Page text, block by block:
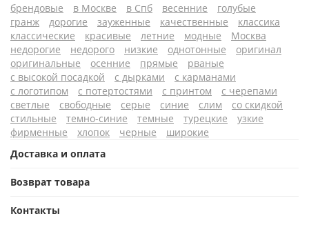
брендовые
в Москве в Спб весенние
голубые
гранж
дорогие зауженные качественные
классика
классические
красивые летние модные
Москва
недорогие
недорого низкие однотонные
оригинал
оригинальные
осенние прямые
рваные
с высокой посадкой
с дырками
с карманами
с логотипом
с потертостями с принтом
с черепами
светлые
свободные серые синие слим
со скидкой
стильные
темно-синие темные турецкие
узкие
фирменные
хлопок черные
широкие
Доставка и оплата
Возврат товара
Контакты